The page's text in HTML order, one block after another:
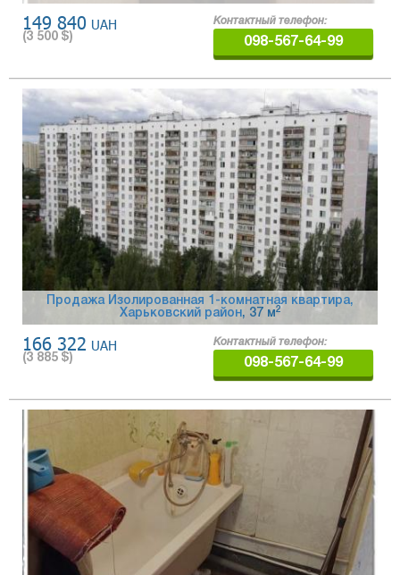
149 840 UAH
(3 500 $)
Контактный телефон:
098-567-64-99
Продажа Изолированная 1-комнатная квартира,
Харьковский район, 37 м2
166 322 UAH
(3 885 $)
Контактный телефон:
098-567-64-99